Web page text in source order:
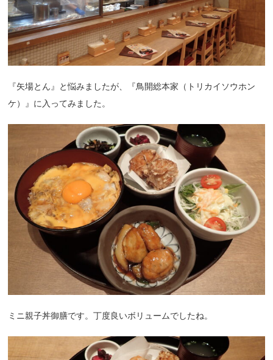
『矢場とん』と悩みましたが、『鳥開総本家（トリカイソウホン
ケ）』に入ってみました。
ミニ親子丼御膳です。丁度良いボリュームでしたね。